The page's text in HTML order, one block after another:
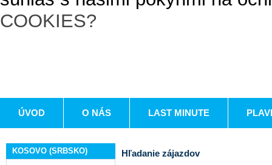
COOKIES?
ÚVOD O NÁS LAST MINUTE
KOSOVO (SRBSKO) Hľadanie zájazdov